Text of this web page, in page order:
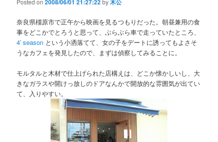
Posted on2008/06/01 21:27:22by木公
奈良県橿原市で正午から映画を見るつもりだった。朝昼兼用の食
事をどこかでとろうと思って、ぶらぶら車で走っていたところ、
4′ season という小洒落てて、女の子をデートに誘ってもよさそ
うなカフェを発見したので、まずは偵察してみることに。
モルタルと木材で仕上げられた店構えは、どこか懐かしいし、大
きなガラスや開けっ放しのドアなんかで開放的な雰囲気が出てい
て、入りやすい。